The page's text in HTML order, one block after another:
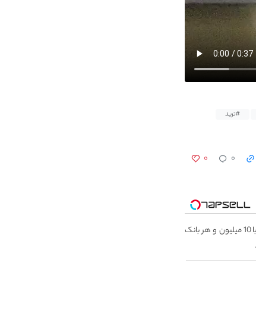
#ترید
۰ ۰
وقت تغییره😍😍 با 10 میلیون و هر بانک